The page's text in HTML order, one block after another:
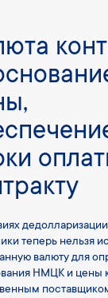
теперь нельзя
валюту для
НМЦК и цены